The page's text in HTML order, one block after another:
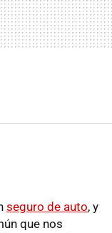
seguro de auto, y
que nos